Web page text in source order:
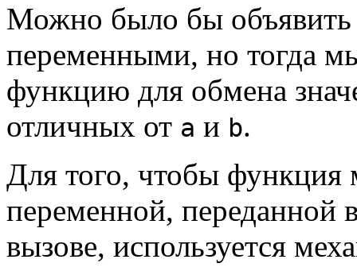
Можно было бы
переменными, но тогда
функцию для обмена
отличных от a и b.
Для того, чтобы функция
переменной, переданной
вызове, используется